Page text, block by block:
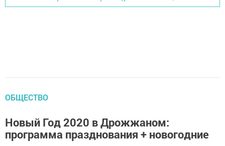
ОБЩЕСТВО
Новый Год 2020 в Дрожжаном:
программа празднования + новогодние